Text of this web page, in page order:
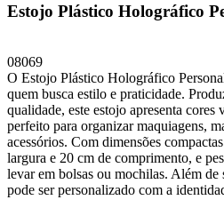
Estojo Plástico Holográfico
08069
O Estojo Plástico Holográfico
quem busca estilo e praticidade.
qualidade, este estojo apresenta
perfeito para organizar maquiagens,
acessórios. Com dimensões
largura e 20 cm de comprimento, e
levar em bolsas ou mochilas. Além de
pode ser personalizado com a